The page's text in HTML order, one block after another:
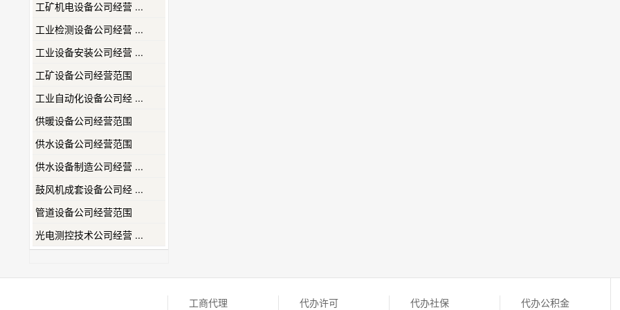
工矿机电设备公司经营 ...
工业检测设备公司经营 ...
工业设备安装公司经营 ...
工矿设备公司经营范围
工业自动化设备公司经 ...
供暖设备公司经营范围
供水设备公司经营范围
供水设备制造公司经营 ...
鼓风机成套设备公司经 ...
管道设备公司经营范围
光电测控技术公司经营 ...
工商代理 代办许可 代办社保 代办公积金